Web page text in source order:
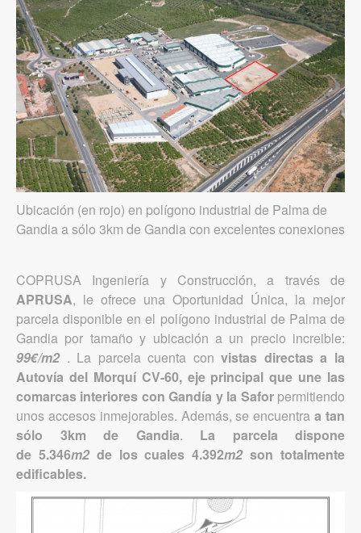
Ubicación (en rojo) en polígono industrial de Palma de
Gandia a sólo 3km de Gandia con excelentes conexiones
COPRUSA Ingeniería y Construcción, a través de
APRUSA, le ofrece una Oportunidad Única, la mejor
parcela disponible en el polígono industrial de Palma de
Gandia por tamaño y ubicación a un precio increible:
99€/m2 . La parcela cuenta convistas directas a la
Autovía del Morquí CV-60, eje principal que une las
comarcas interiores con Gandía y la Saforpermitiendo
unos accesos inmejorables. Además, se encuentraa tan
sólo 3km de Gandia. La parcela dispone
de 5.346m2 de los cuales 4.392m2son totalmente
edificables.